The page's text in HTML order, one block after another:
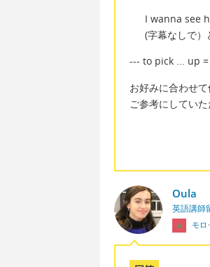
I wanna see
(字幕なしで）
--- to pick ... up =
お好みに合わせて
ご参考にしていた
Oula
英語講師
モロ